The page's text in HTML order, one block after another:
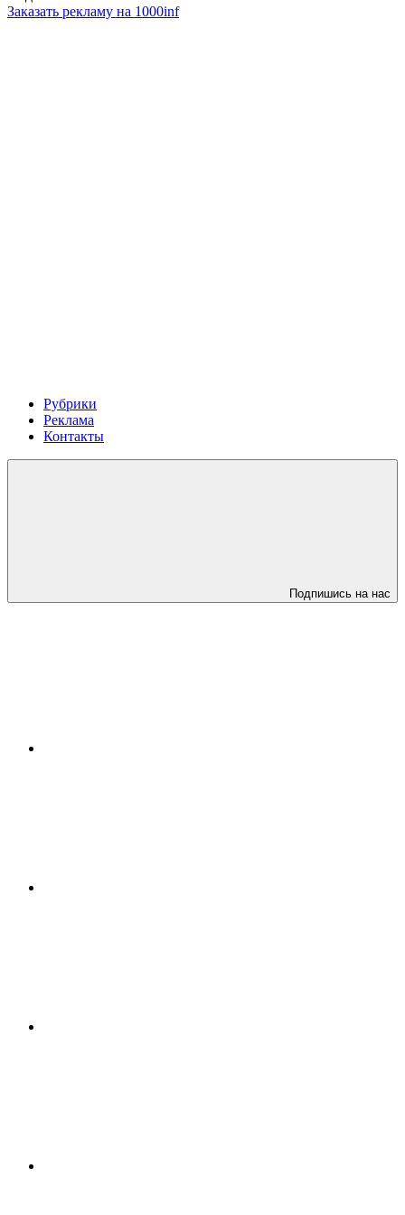
Заказать рекламу на 1000inf
Рубрики
Реклама
Контакты
Подпишись на нас